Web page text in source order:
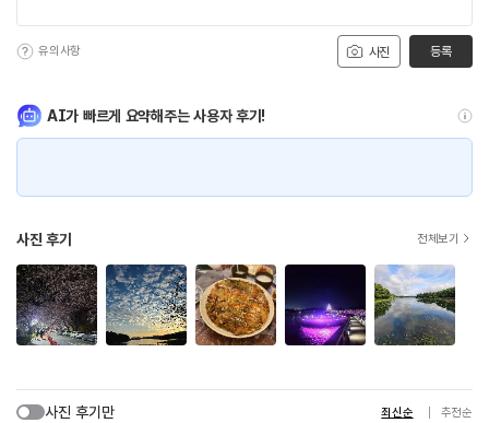
사진
유의사항 등록
AI가 빠르게 요약해주는 사용자 후기!
사진 후기 전체보기
사진 후기만 최신순 추천순